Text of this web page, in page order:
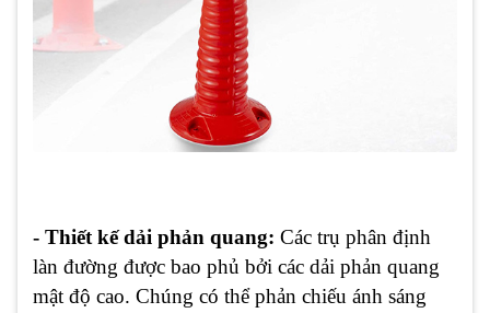
- Thiết kế dải phản quang: Các trụ phân định
làn đường được bao phủ bởi các dải phản quang
mật độ cao. Chúng có thể phản chiếu ánh sáng